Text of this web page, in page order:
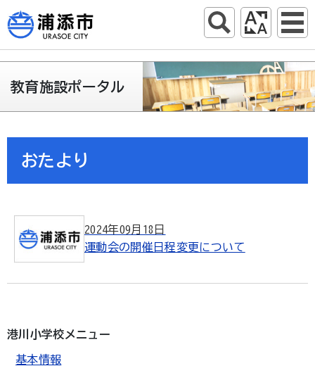
教育施設ポータル
おたより
2024年09月18日
運動会の開催日程変更について
港川小学校メニュー
基本情報